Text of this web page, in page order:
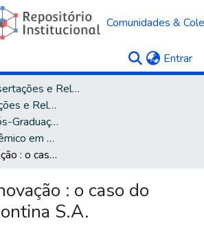
Comunidades &
Entrar
Teses, Dissertações e Relatórios
Teses, Dissertações e Relatórios defendidos na UCS
Programa de Pós-Graduação em Administração
Mestrado Acadêmico em Administração
Gestão da inovação : o caso do Grupo Tramontina S.A.
: o caso do
S.A.